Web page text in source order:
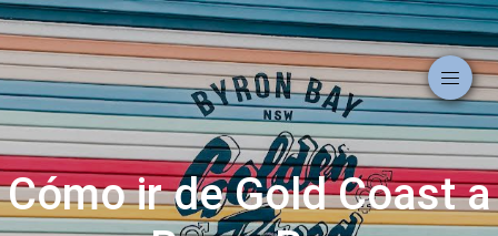
Cómo ir de Gold Coast a